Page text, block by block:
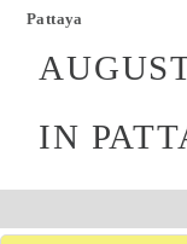
Pattaya
IN